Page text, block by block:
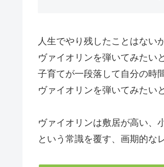
人生でやり残したことはない
ヴァイオリンを弾いてみたい
子育てが一段落して自分の時
ヴァイオリンを弾いてみたい
ヴァイオリンは敷居が高い、
という常識を覆す、画期的な